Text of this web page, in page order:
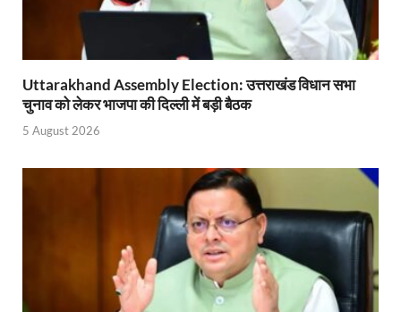
Ram Mandir Control Room: राम मंदिर की सुरक्षा
CM Dhami Meeting With Nitin Gadkari: बैठक में
Kalyan Singh Jayanti: अपने नाम को उत्तर प्रदेश के
Vande Bharat Sleeper Train: वंदे भारत स्लीपर ट्रेन
Khelo India Tribes Games: देश में पहली बार हो रहे
CM Yogi Review Meeting: राजस्व के सभी मामलों का
छत्तीसगढ़ को मिला खेलो इंडिया ट्राइबल गेम्स, 14 फरवरी
Uttarakhand Assembly Election: उत्तराखंड विधान सभा
चुनाव को लेकर भाजपा की दिल्ली में बड़ी बैठक
5 August 2026